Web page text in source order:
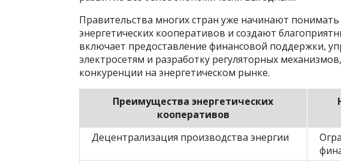
Правительства многих стран уже начинают
энергетических кооперативов и создают
включает предоставление финансовой поддержки,
электросетям и разработку регуляторных
конкуренции на энергетическом рынке.
Преимущества энергетических
кооперативов
Децентрализация производства энергии